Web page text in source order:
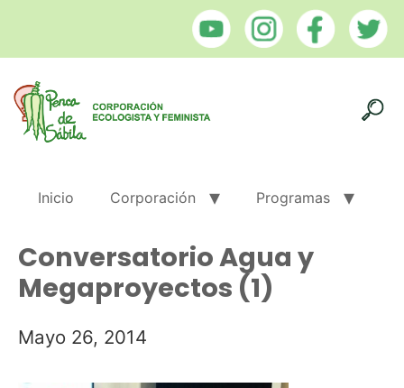
Inicio Corporación Programas
Conversatorio Agua y
Megaproyectos (1)
Mayo 26, 2014